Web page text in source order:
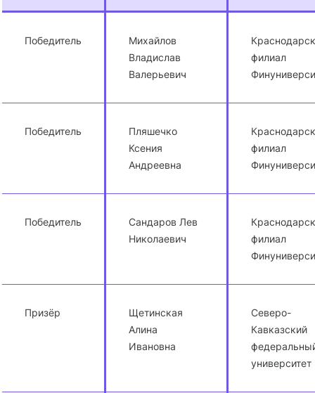
Победитель
Михайлов
Владислав
Валерьевич
филиал
Победитель
Пляшечко
Ксения
Андреевна
филиал
Победитель
Сандаров Лев
Николаевич
филиал
Призёр
Щетинская
Алина
Ивановна
Северо-
Кавказский
университет